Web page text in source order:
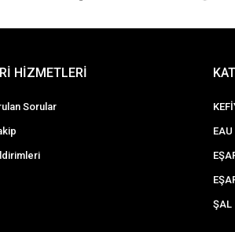
HİZMETLERİ
Sorular
ŞAL